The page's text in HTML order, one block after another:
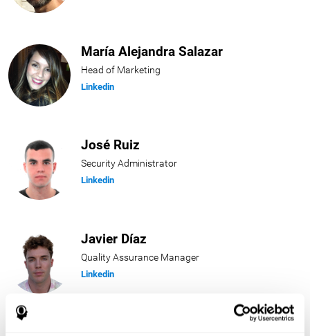
María Alejandra Salazar
Head of Marketing
Linkedin
José Ruiz
Security Administrator
Linkedin
Javier Díaz
Quality Assurance Manager
Linkedin